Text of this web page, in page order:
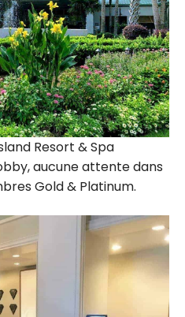
Resort & Spa
aucune attente dans
Gold & Platinum.